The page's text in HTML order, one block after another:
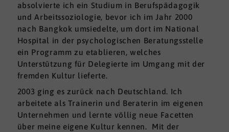
absolvierte ich ein Studium in Berufspädagogik
und Arbeitssoziologie, bevor ich im Jahr 2000
nach Bangkok umsiedelte, um dort im National
Hospital in der psychologischen Beratungsstelle
ein Programm zu etablieren, welches
Unterstützung für Delegierte im Umgang mit der
fremden Kultur lieferte.
2003 ging es zurück nach Deutschland. Ich
arbeitete als Trainerin und Beraterin im eigenen
Unternehmen und lernte völlig neue Facetten
über meine eigene Kultur kennen. Mit der